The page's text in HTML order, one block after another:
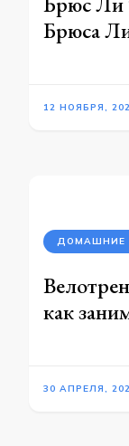
Брюса
12 НОЯБРЯ,
ДОМАШНИЕ
как
30 АПРЕЛЯ,